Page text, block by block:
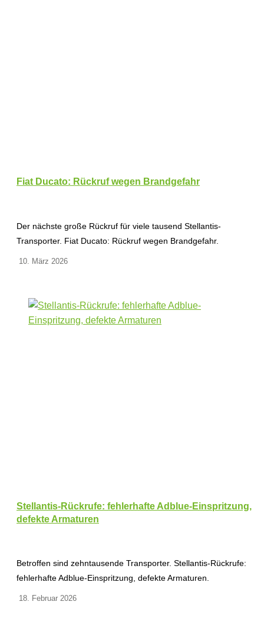
Fiat Ducato: Rückruf wegen Brandgefahr
Der nächste große Rückruf für viele tausend Stellantis-
Transporter. Fiat Ducato: Rückruf wegen Brandgefahr.
10. März 2026
Stellantis-Rückrufe: fehlerhafte Adblue-Einspritzung,
defekte Armaturen
Betroffen sind zehntausende Transporter. Stellantis-Rückrufe:
fehlerhafte Adblue-Einspritzung, defekte Armaturen.
18. Februar 2026